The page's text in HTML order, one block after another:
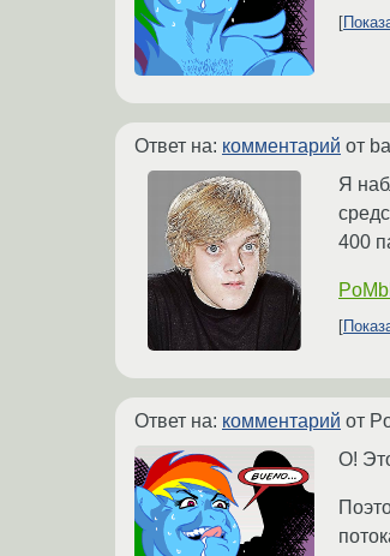
Ответ на: комментарий от
Я
400
Ответ на: комментарий от
О!